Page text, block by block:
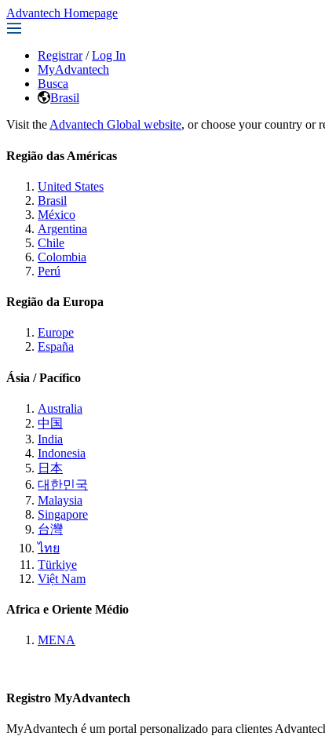
Advantech Homepage
Registrar / Log In
MyAdvantech
Busca
Brasil
Visit the Advantech Global website, or choose your country or
Região das Américas
United States
Brasil
México
Argentina
Chile
Colombia
Perú
Região da Europa
Europe
España
Ásia / Pacífico
Australia
中国
India
Indonesia
日本
대한민국
Malaysia
Singapore
台灣
ไทย
Türkiye
Việt Nam
Africa e Oriente Médio
MENA
Registro MyAdvantech
MyAdvantech é um portal personalizado para clientes